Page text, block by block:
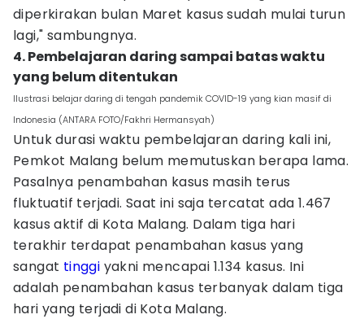
diperkirakan bulan Maret kasus sudah mulai turun
lagi," sambungnya.
4. Pembelajaran daring sampai batas waktu
yang belum ditentukan
Ilustrasi belajar daring di tengah pandemik COVID-19 yang kian masif di
Indonesia (ANTARA FOTO/Fakhri Hermansyah)
Untuk durasi waktu pembelajaran daring kali ini,
Pemkot Malang belum memutuskan berapa lama.
Pasalnya penambahan kasus masih terus
fluktuatif terjadi. Saat ini saja tercatat ada 1.467
kasus aktif di Kota Malang. Dalam tiga hari
terakhir terdapat penambahan kasus yang
sangat tinggi yakni mencapai 1.134 kasus. Ini
adalah penambahan kasus terbanyak dalam tiga
hari yang terjadi di Kota Malang.